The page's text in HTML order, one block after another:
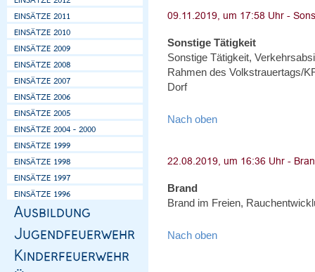
Sonstige Tätigkeit
Sonstige Tätigkeit,
Rahmen des Volkstrauertags/
Dorf
Nach oben
Brand
Brand im Freien,
Nach oben